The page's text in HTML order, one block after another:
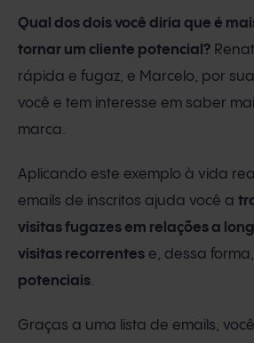
Qual dos dois você diria que é
tornar um cliente potencial?
rápida e fugaz, e Marcelo, por
você e tem interesse em saber
marca.
Aplicando este exemplo à vida
emails de inscritos ajuda você a
visitas fugazes em relações a
visitas recorrentes e, dessa forma,
potenciais.
Graças a uma lista de emails,